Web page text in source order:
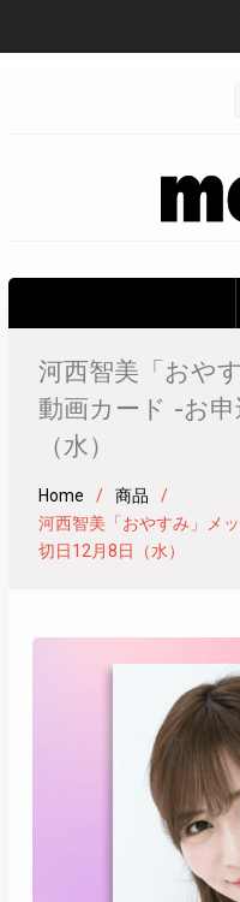
河西智美「おや
動画カード -お
（水）
Home
商品
河西智美「おやすみ」メ
切日12月8日（水）